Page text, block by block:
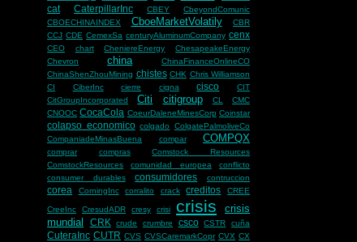
cat CaterpillarInc CBEY
CbeyondComunic
CBOECHINAINDEX
CboeMarketVolatily
CBR
CCJ CDE CemexSa centuryAluminumCompany cenx
CEO chart CheniereEnergy
ChesapeakeEnergy
Chevron
china
ChinaFinanceOnlineCO
ChinaShenZhouMining chistes CHK Chris Williamson
CI
CiberInc cierre cigna cisco
CIT
CitGroupIncorporated
Citi citigroup CL
CMC
CNOOC CocaCola CoeurDaleneMinesCorp Coinstar
colapso economico colgado
ColgatePalmoliveCo
CompaniadeMinasBuena
compar COMPQX
comprar compras
Comstock Resources
ComstockResources
comunidad europea
conflicto
consumer durables
consumidores contruccion
corea CorningInc corralito crack creditos CREE
CreeInc CresudADR cresy crisi crisis
crisis
mundial
CRK crude crumbre csco CSTR cuña
CuteraInc CUTR CVS CVSCaremarkCopr CVX CX